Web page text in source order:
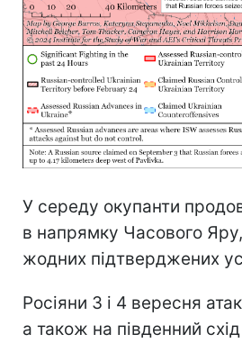
У середу окупанти
в напрямку Часового
жодних підтверджених
Росіяни 3 і 4 вересня
а також на південний